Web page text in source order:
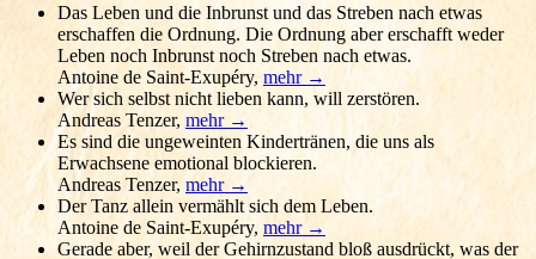
Das Leben und die Inbrunst und das Streben nach etwas
erschaffen die Ordnung. Die Ordnung aber erschafft weder
Leben noch Inbrunst noch Streben nach etwas.
Antoine de Saint-Exupéry, mehr →
Wer sich selbst nicht lieben kann, will zerstören.
Andreas Tenzer, mehr →
Es sind die ungeweinten Kindertränen, die uns als
Erwachsene emotional blockieren.
Andreas Tenzer, mehr →
Der Tanz allein vermählt sich dem Leben.
Antoine de Saint-Exupéry, mehr →
Gerade aber, weil der Gehirnzustand bloß ausdrückt, was der